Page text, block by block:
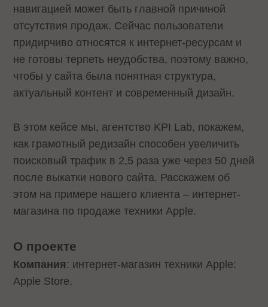
навигацией может быть главной причиной
отсутствия продаж. Сейчас пользователи
придирчиво относятся к интернет-ресурсам и
не готовы терпеть неудобства, поэтому важно,
чтобы у сайта была понятная структура,
актуальный контент и современный дизайн.
В этом кейсе мы, агентство KPI Lab, покажем,
как грамотный редизайн способен увеличить
поисковый трафик в 2,5 раза уже через 50 дней
после выкатки нового сайта. Расскажем об
этом на примере нашего клиента – интернет-
магазина по продаже техники Apple.
О проекте
Компания : интернет-магазин техники Apple:
Apple Store.